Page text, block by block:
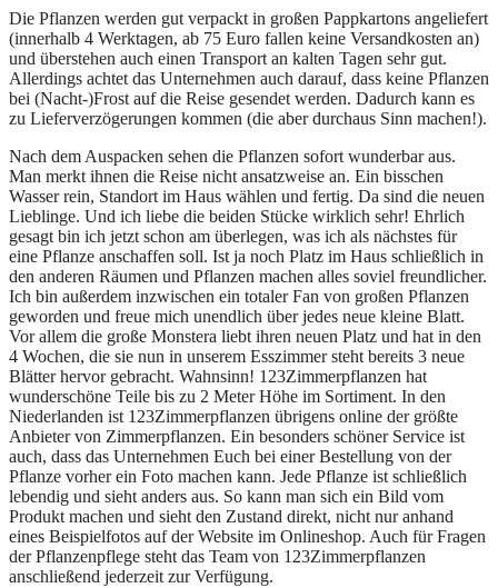
Die Pflanzen werden gut verpackt in großen Pappkartons angeliefert
(innerhalb 4 Werktagen, ab 75 Euro fallen keine Versandkosten an)
und überstehen auch einen Transport an kalten Tagen sehr gut.
Allerdings achtet das Unternehmen auch darauf, dass keine Pflanzen
bei (Nacht-)Frost auf die Reise gesendet werden. Dadurch kann es
zu Lieferverzögerungen kommen (die aber durchaus Sinn machen!).
Nach dem Auspacken sehen die Pflanzen sofort wunderbar aus.
Man merkt ihnen die Reise nicht ansatzweise an. Ein bisschen
Wasser rein, Standort im Haus wählen und fertig. Da sind die neuen
Lieblinge. Und ich liebe die beiden Stücke wirklich sehr! Ehrlich
gesagt bin ich jetzt schon am überlegen, was ich als nächstes für
eine Pflanze anschaffen soll. Ist ja noch Platz im Haus schließlich in
den anderen Räumen und Pflanzen machen alles soviel freundlicher.
Ich bin außerdem inzwischen ein totaler Fan von großen Pflanzen
geworden und freue mich unendlich über jedes neue kleine Blatt.
Vor allem die große Monstera liebt ihren neuen Platz und hat in den
4 Wochen, die sie nun in unserem Esszimmer steht bereits 3 neue
Blätter hervor gebracht. Wahnsinn! 123Zimmerpflanzen hat
wunderschöne Teile bis zu 2 Meter Höhe im Sortiment. In den
Niederlanden ist 123Zimmerpflanzen übrigens online der größte
Anbieter von Zimmerpflanzen. Ein besonders schöner Service ist
auch, dass das Unternehmen Euch bei einer Bestellung von der
Pflanze vorher ein Foto machen kann. Jede Pflanze ist schließlich
lebendig und sieht anders aus. So kann man sich ein Bild vom
Produkt machen und sieht den Zustand direkt, nicht nur anhand
eines Beispielfotos auf der Website im Onlineshop. Auch für Fragen
der Pflanzenpflege steht das Team von 123Zimmerpflanzen
anschließend jederzeit zur Verfügung.